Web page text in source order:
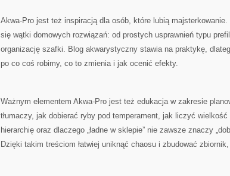
Akwa-Pro jest też inspiracją dla osób, które lubią
się wątki domowych rozwiązań: od prostych usprawnień typu
organizację szafki. Blog akwarystyczny stawia na praktykę,
po co coś robimy, co to zmienia i jak ocenić efekty.
Ważnym elementem Akwa-Pro jest też edukacja w zakresie
tłumaczy, jak dobierać ryby pod temperament, jak liczyć
hierarchię oraz dlaczego „ładne w sklepie” nie zawsze znaczy
Dzięki takim treściom łatwiej uniknąć chaosu i zbudować